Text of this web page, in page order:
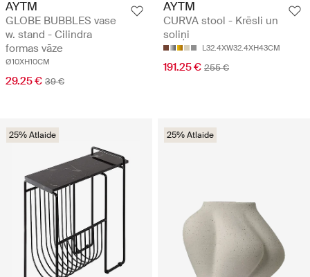
AYTM
GLOBE BUBBLES vase
w. stand - Cilindra
formas vāze
Ø10XH10CM
29.25 € 39 €
AYTM
CURVA stool - Krēsli un
soliņi
L32.4XW32.4XH43CM
191.25 € 255 €
25% Atlaide 25% Atlaide